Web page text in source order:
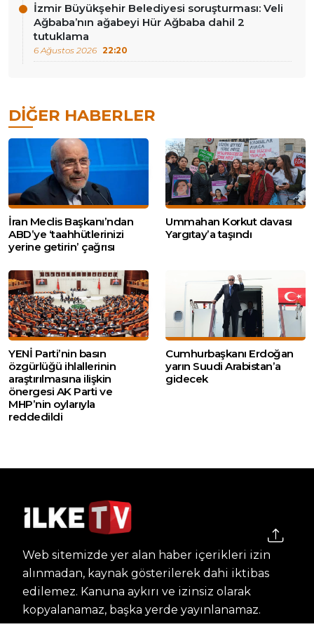
İzmir Büyükşehir Belediyesi soruşturması: Veli
Ağbaba’nın ağabeyi Hür Ağbaba dahil 2
tutuklama
6 Ağustos 2026 22:20
DIĞER HABERLER
İran Meclis Başkanı’ndan
ABD’ye ‘taahhütlerinizi
yerine getirin’ çağrısı
Ummahan Korkut davası
Yargıtay’a taşındı
YENİ Parti’nin basın
özgürlüğü ihlallerinin
araştırılmasına ilişkin
önergesi AK Parti ve
MHP’nin oylarıyla
reddedildi
Cumhurbaşkanı Erdoğan
yarın Suudi Arabistan’a
gidecek
Web sitemizde yer alan haber içerikleri izin
alınmadan, kaynak gösterilerek dahi iktibas
edilemez. Kanuna aykırı ve izinsiz olarak
kopyalanamaz, başka yerde yayınlanamaz.